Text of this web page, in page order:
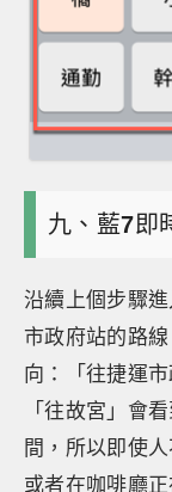
九、藍7即
沿續上個步驟
市政府站的路
向：「往捷運
「往故宮」會
間，所以即使
或者在咖啡廳